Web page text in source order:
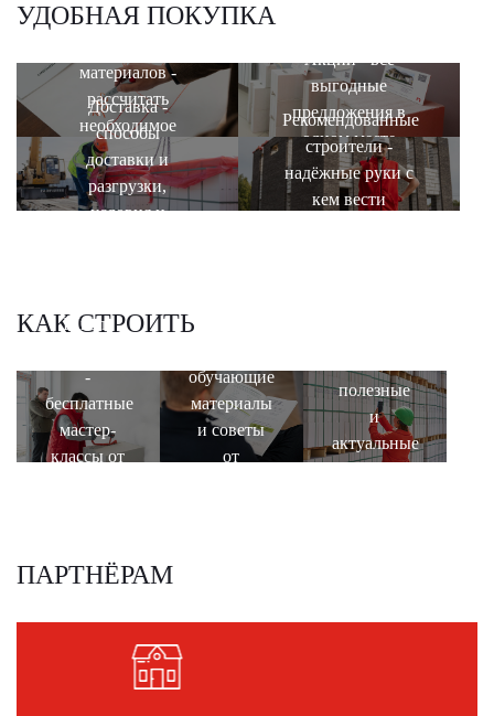
УДОБНАЯ ПОКУПКА
материалов -
рассчитать
необходимое
количество
Акции - все
выгодные
предложения в
одном месте
Доставка -
способы
доставки и
разгрузки,
условия и
Рекомендованные
строители -
надёжные руки с
кем вести
КАК СТРОИТЬ
Школа
-
бесплатные
мастер-
классы от
обучающие
материалы
и советы
от
полезные
и
актуальные
ПАРТНЁРАМ